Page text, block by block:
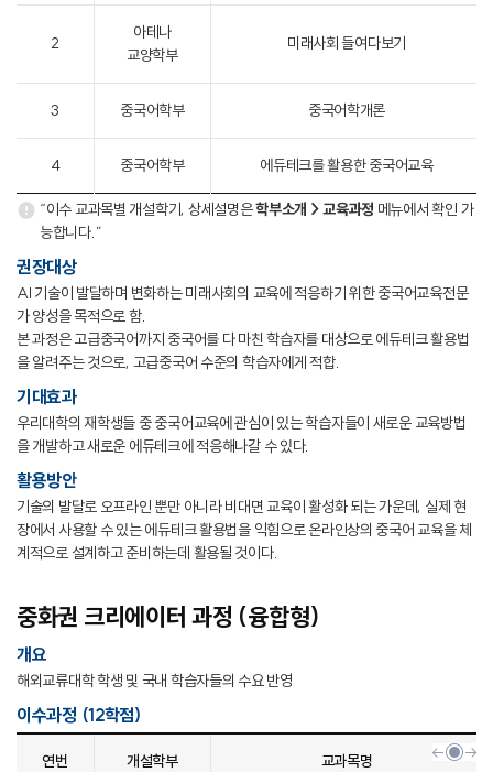
2
아테나
교양학부
미래사회 들여다보기
3 중국어학부 중국어학개론
4 중국어학부 에듀테크를 활용한 중국어교육
“이수 교과목별 개설학기, 상세설명은학부소개 > 교육과정 메뉴에서 확인 가
능합니다.”
권장대상
AI 기술이 발달하며 변화하는 미래사회의 교육에 적응하기 위한 중국어교육전문
가 양성을 목적으로 함.
본 과정은 고급중국어까지 중국어를 다 마친 학습자를 대상으로 에듀테크 활용법
을 알려주는 것으로, 고급중국어 수준의 학습자에게 적합.
기대효과
우리대학의 재학생들 중 중국어교육에 관심이 있는 학습자들이 새로운 교육방법
을 개발하고 새로운 에듀테크에 적응해나갈 수 있다.
활용방안
기술의 발달로 오프라인 뿐만 아니라 비대면 교육이 활성화 되는 가운데, 실제 현
장에서 사용할 수 있는 에듀테크 활용법을 익힘으로 온라인상의 중국어 교육을 체
계적으로 설계하고 준비하는데 활용될 것이다.
중화권 크리에이터 과정 (융합형)
개요
해외교류대학 학생 및 국내 학습자들의 수요 반영
이수과정 (12학점)
연번 개설학부 교과목명